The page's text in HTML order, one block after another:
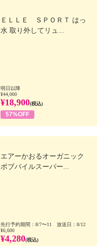
ＥＬＬＥ ＳＰＯＲＴ はっ
水 取り外してリュ...
明日以降
¥44,000
¥18,900(税込)
57%OFF
エアーかおるオーガニック
ボブパイルスーパー...
先行予約期間：8/7〜11 放送日：8/12
¥6,600
¥4,280(税込)